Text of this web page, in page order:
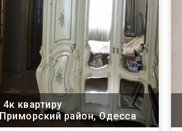
квартиру
район, Одесса